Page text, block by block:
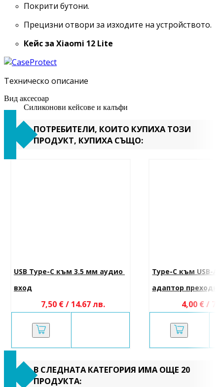
Покрити бутони.
Прецизни отвори за изходите на устройството.
Кейс за Xiaomi 12 Lite
Техническо описание
Вид аксесоар
Силиконови кейсове и калъфи
ПОТРЕБИТЕЛИ, КОИТО КУПИХА ТОЗИ
ПРОДУКТ, КУПИХА СЪЩО:
USB Type-C към 3.5 мм аудио
вход
7,50 € / 14.67 лв.
Type-C към USB-A
адаптор
4,00 € /
В СЛЕДНАТА КАТЕГОРИЯ ИМА ОЩЕ 20
ПРОДУКТА: